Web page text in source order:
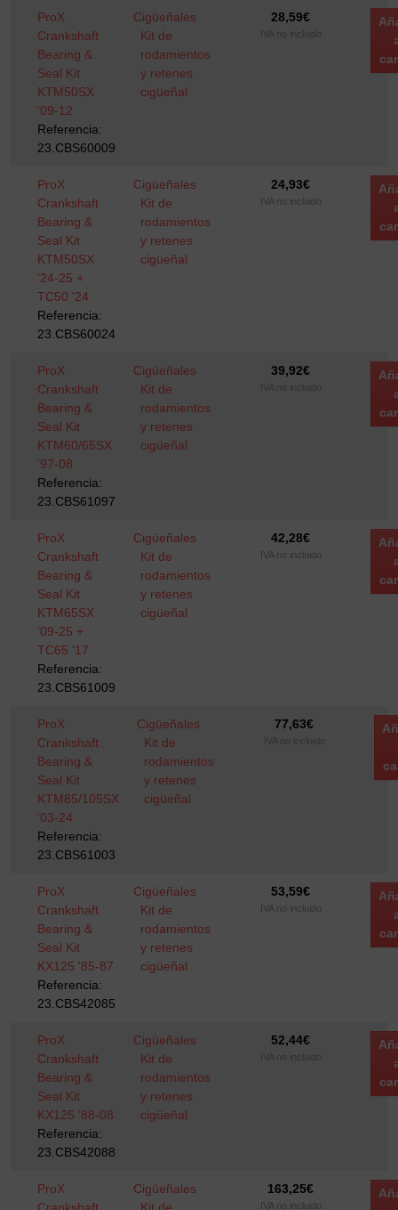
ProX
Crankshaft
Bearing &
Seal Kit
KTM50SX
'09-12
Referencia:
23.CBS60009
Cigüeñales
Kit de
rodamientos
y retenes
cigüeñal
28,59€
IVA no incluido
ProX
Crankshaft
Bearing &
Seal Kit
KTM50SX
'24-25 +
TC50 '24
Referencia:
23.CBS60024
Cigüeñales
Kit de
rodamientos
y retenes
cigüeñal
24,93€
IVA no incluido
ProX
Crankshaft
Bearing &
Seal Kit
KTM60/65SX
'97-08
Referencia:
23.CBS61097
Cigüeñales
Kit de
rodamientos
y retenes
cigüeñal
39,92€
IVA no incluido
ProX
Crankshaft
Bearing &
Seal Kit
KTM65SX
'09-25 +
TC65 '17
Referencia:
23.CBS61009
Cigüeñales
Kit de
rodamientos
y retenes
cigüeñal
42,28€
IVA no incluido
ProX
Crankshaft
Bearing &
Seal Kit
KTM85/105SX
'03-24
Referencia:
23.CBS61003
Cigüeñales
Kit de
rodamientos
y retenes
cigüeñal
77,63€
IVA no incluido
ProX
Crankshaft
Bearing &
Seal Kit
KX125 '85-87
Referencia:
23.CBS42085
Cigüeñales
Kit de
rodamientos
y retenes
cigüeñal
53,59€
IVA no incluido
ProX
Crankshaft
Bearing &
Seal Kit
KX125 '88-08
Referencia:
23.CBS42088
Cigüeñales
Kit de
rodamientos
y retenes
cigüeñal
52,44€
IVA no incluido
ProX
Cigüeñales
163,25€
IVA no incluido